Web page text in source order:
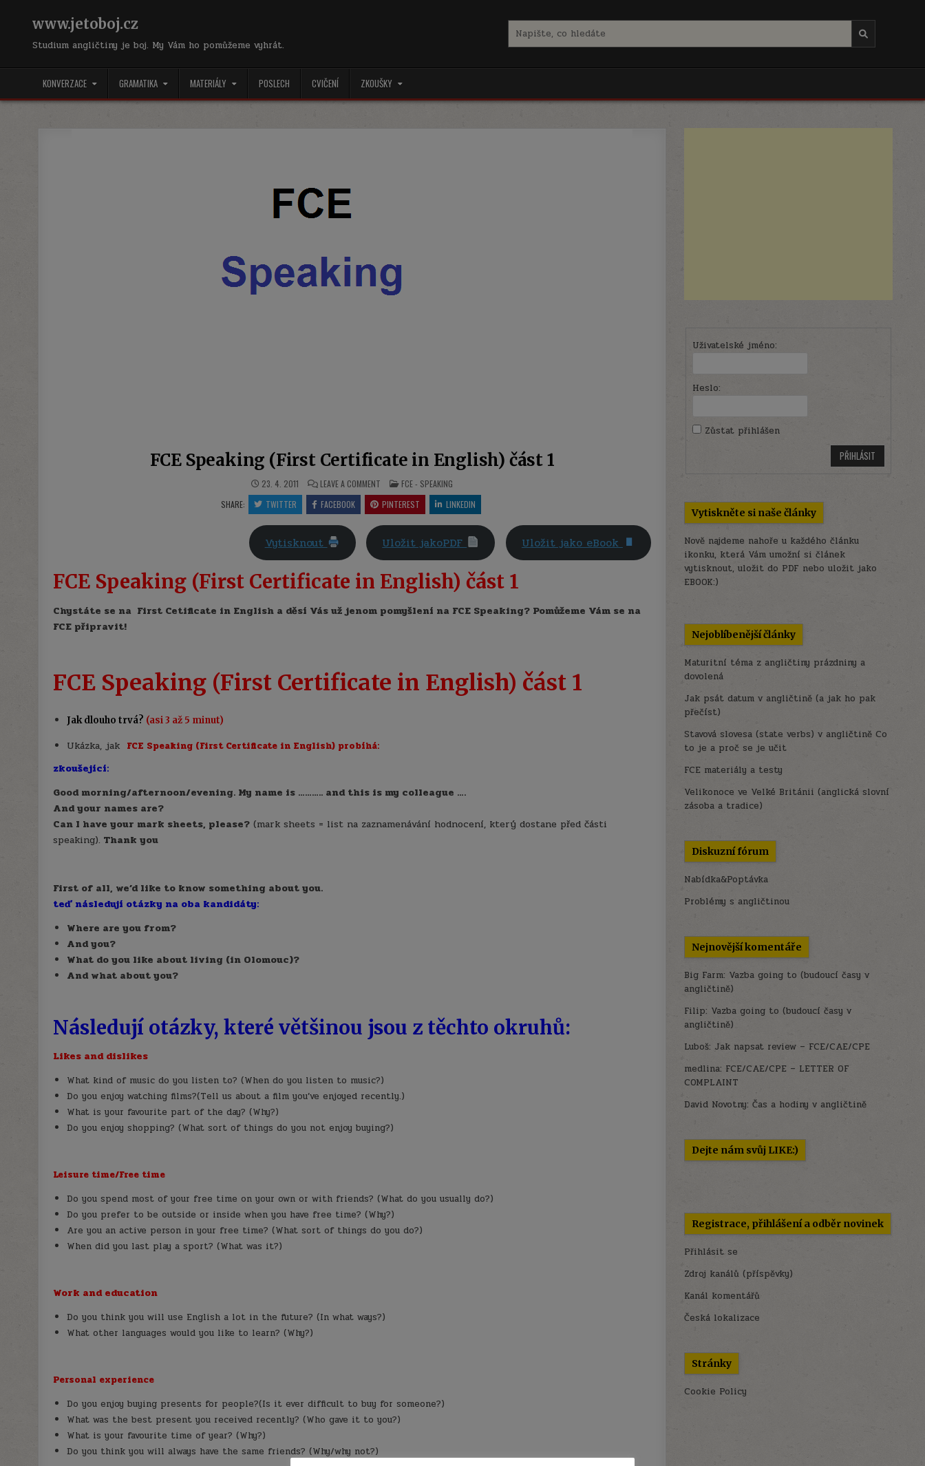
www.jetoboj.cz
Studium angličtiny je boj. My Vám ho pomůžeme vyhrát.
for:
KONVERZACE GRAMATIKA MATERIÁLY POSLECH CVIČENÍ ZKOUŠKY
FCE Speaking (First Certificate in English) část 1
23. 4. 2011 LEAVE A COMMENT ON
FCE
SPEAKING
(FIRST
CERTIFICATE
IN
ČÁST
1
POSTED
IN
FCE - SPEAKING
SHARE:
TWITTER FACEBOOK PINTEREST LINKEDIN
Vytisknout Uložit jakoPDF Uložit jako eBook
FCE Speaking (First Certificate in English) část 1
Chystáte se na First Cetificate in English a děsí Vás už jenom pomyšlení na FCE Speaking? Pomůžeme Vám se na
FCE připravit!
FCE Speaking (First Certificate in English) část 1
Jak dlouho trvá? (asi 3 až 5 minut)
Ukázka, jak FCE Speaking (First Certificate in English) probíhá:
zkoušející:
Good morning/afternoon/evening. My name is ……….. and this is my colleague ….
And your names are?
Can I have your mark sheets, please? (mark sheets = list na zaznamenávání hodnocení, který dostane před části
speaking). Thank you
First of all, we’d like to know something about you.
teď následují otázky na oba kandidáty:
Where are you from?
And you?
What do you like about living (in Olomouc)?
And what about you?
Následují otázky, které většinou jsou z těchto okruhů:
Likes and dislikes
What kind of music do you listen to? (When do you listen to music?)
Do you enjoy watching films?(Tell us about a film you’ve enjoyed recently.)
What is your favourite part of the day? (Why?)
Do you enjoy shopping? (What sort of things do you not enjoy buying?)
Leisure time/Free time
Do you spend most of your free time on your own or with friends? (What do you usually do?)
Do you prefer to be outside or inside when you have free time? (Why?)
Are you an active person in your free time? (What sort of things do you do?)
When did you last play a sport? (What was it?)
Work and education
Do you think you will use English a lot in the future? (In what ways?)
What other languages would you like to learn? (Why?)
Personal experience
Do you enjoy buying presents for people?(Is it ever difficult to buy for someone?)
What was the best present you received recently? (Who gave it to you?)
What is your favourite time of year? (Why?)
Do you think you will always have the same friends? (Why/why not?)
Uživatelské jméno:
Heslo:
Zůstat přihlášen
PŘIHLÁSIT
Vytiskněte si naše články
Nově najdeme nahoře u každého článku
ikonku, která Vám umožní si článek
vytisknout, uložit do PDF nebo uložit jako
EBOOK:)
Nejoblíbenější články
Maturitní téma z angličtiny prázdniny a
dovolená
Jak psát datum v angličtině (a jak ho pak
přečíst)
Stavová slovesa (state verbs) v angličtině Co
to je a proč se je učit
FCE materiály a testy
Velikonoce ve Velké Británii (anglická slovní
zásoba a tradice)
Diskuzní fórum
Nabídka&Poptávka
Problémy s angličtinou
Nejnovější komentáře
Big Farm: Vazba going to (budoucí časy v
angličtině)
Filip: Vazba going to (budoucí časy v
angličtině)
Luboš: Jak napsat review – FCE/CAE/CPE
medlina: FCE/CAE/CPE – LETTER OF
COMPLAINT
David Novotny:Čas a hodiny v angličtině
Dejte nám svůj LIKE:)
Registrace, přihlášení a odběr novinek
Přihlásit se
Zdroj kanálů (příspěvky)
Kanál komentářů
Česká lokalizace
Stránky
Cookie Policy